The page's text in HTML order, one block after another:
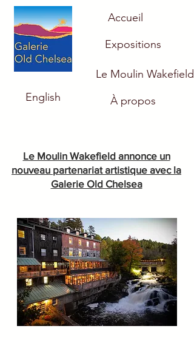
English
Accueil
Expositions
Le Moulin Wakefield
À propos
Le Moulin Wakefield annonce un
nouveau partenariat artistique avec la
Galerie Old Chelsea